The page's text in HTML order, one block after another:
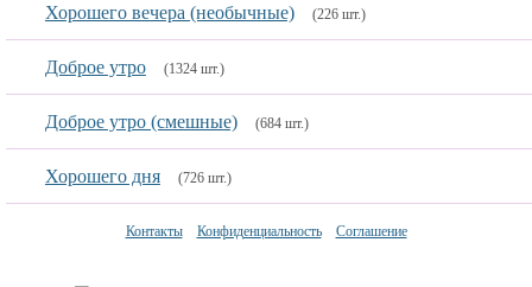
Хорошего вечера (необычные) (226 шт.)
Доброе утро (1324 шт.)
Доброе утро (смешные) (684 шт.)
Хорошего дня (726 шт.)
Контакты Конфиденциальность Соглашение